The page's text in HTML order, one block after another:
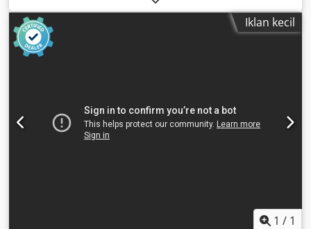
control For diameters from 320 mm to 2800 mm Roller
diameter: 300 mm Speed: 6 - 60 m/h Power: 2 x 0.55 kW
Dwsdpfx Amed Nmx Te Aea
Iklan kecil
1 / 1